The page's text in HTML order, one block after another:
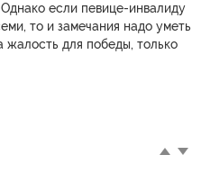
если певице-инвалиду
то и замечания надо уметь
жалость для победы, только